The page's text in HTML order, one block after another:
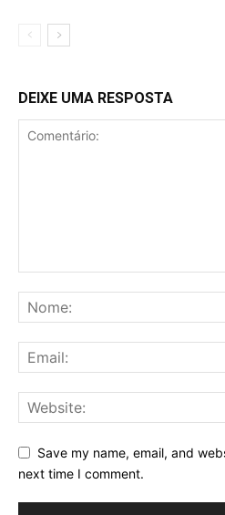
DEIXE UMA RESPOSTA
Save my name, email, and
next time I comment.